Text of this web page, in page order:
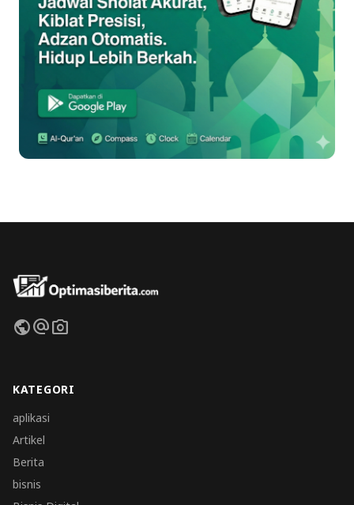
publicalternate_emailphoto_camera
KATEGORI
aplikasi
Artikel
Berita
bisnis